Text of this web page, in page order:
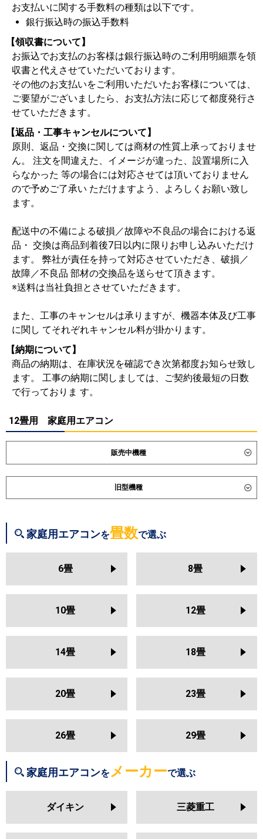
お支払いに関する手数料の種類は以下です。
銀行振込時の振込手数料
【領収書について】
お振込でお支払のお客様は銀行振込時のご利用明細票を領
収書と代えさせていただいております。
その他のお支払いをご利用いただいたお客様については、
ご要望がございましたら、お支払方法に応じて都度発行さ
せていただきます。
【返品・工事キャンセルについて】
原則、返品・交換に関しては商材の性質上承っておりませ
ん。 注文を間違えた、イメージが違った、設置場所に入
らなかった 等の場合には対応させては頂いておりません
ので予めご了承い ただけますよう、よろしくお願い致し
ます。
配送中の不備による破損／故障や不良品の場合における返
品・ 交換は商品到着後7日以内に限りお申し込みいただけ
ます。 弊社が責任を持って対応させていただき、破損／
故障／不良品 部材の交換品を送らせて頂きます。
※送料は当社負担とさせていただきます。
また、工事のキャンセルは承りますが、機器本体及び工事
に関し てそれぞれキャンセル料が掛かります。
【納期について】
商品の納期は、在庫状況を確認でき次第都度お知らせ致し
ます。 工事の納期に関しましては、ご契約後最短の日数
で行っておりま す。
12畳用 家庭用エアコン
販売中機種
ダイキン S366ATEV S366ATES S366ATCS
S366ATSS-F
東芝 RAS-3615T RAS-U361DR
MSZ-NXV3626S
MSZ-GV3626
MSZ-BXV3626 MSZ-JXV3626
MSZ-JXV3626S
MSZ-ZXV3626
RAS-BJ3626S
RAS-AJ3626S
RAS-XJ3626S
RAS-AJ3625S
RAS-VJ3625S RAS-ZJ3625S
SRK3626T SRK3626R SRK3626S
パナソニック CS-365DJ CS-365DGX
365DEX
CS-365DHX CS-
365DHX2
CS-364DLX
旧型機種
S365ATAS
S364ATEV S364ATES
S364ATMS S364ATAS
S364ATRS
S363ATES S363ATEV
S363ATSS S363ATAS
S363ATMS
S363ATRS S36ZTES
S36ZTFXS S36ZTSXS
S36ZTAXS
S36ZTVXS
RAS-N361DRH RAS-3613T
RAS-
H365DRH
MSZ-NXV3625S
MSZ-GV3625
MSZ-AXV3625S MSZ-AXV3625
MSZ-BXV3625 MSZ-JXV3625S
MSZ-AXV3624
MSZ-AXV3624S
MSZ-BXV3624 MSZ-JXV3624
家庭用エアコンを畳数で選ぶ
6畳 8畳
10畳 12畳
14畳 18畳
20畳 23畳
26畳 29畳
家庭用エアコンをメーカーで選ぶ
ダイキン 三菱重工